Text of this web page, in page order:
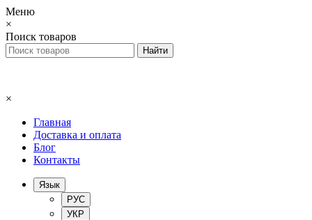
Меню
×
Поиск товаров
×
Главная
Доставка и оплата
Блог
Контакты
Язык
РУС
УКР